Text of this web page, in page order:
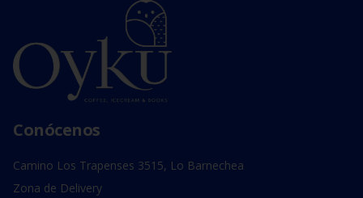
Conócenos
Camino Los Trapenses 3515, Lo Barnechea
Zona de Delivery